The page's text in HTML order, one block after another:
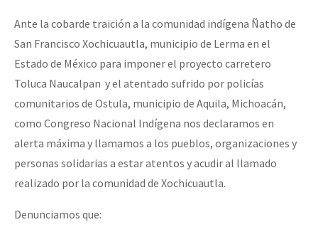
Ante la cobarde traición a la comunidad indígena Ñatho de
San Francisco Xochicuautla, municipio de Lerma en el
Estado de México para imponer el proyecto carretero
Toluca Naucalpan y el atentado sufrido por policías
comunitarios de Ostula, municipio de Aquila, Michoacán,
como Congreso Nacional Indígena nos declaramos en
alerta máxima y llamamos a los pueblos, organizaciones y
personas solidarias a estar atentos y acudir al llamado
realizado por la comunidad de Xochicuautla.
Denunciamos que: